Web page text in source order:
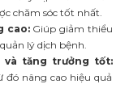
chăm sóc tốt nhất.
cao:Giúp giảm thiểu
lý dịch bệnh.
và tăng trưởng tốt:
nâng cao hiệu quả